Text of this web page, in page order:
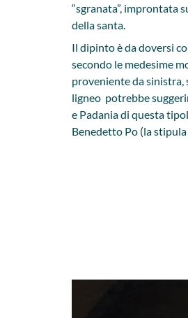
“sgranata”, improntata
della santa.
Il dipinto è da doversi
secondo le medesime
proveniente da
ligneo potrebbe
e Padania di questa
Benedetto Po (la